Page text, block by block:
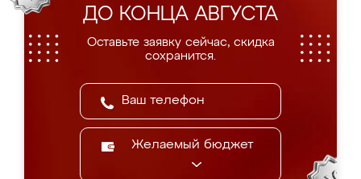
ДО КОНЦА АВГУСТА
Оставьте заявку сейчас, скидка
сохранится.
Желаемый бюджет